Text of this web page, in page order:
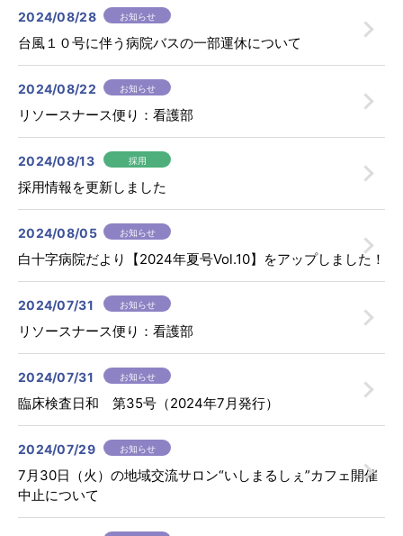
病院案内
医療関係者の方へ
個人情報保護方針
病院指標
グループ紹介
ご意見・ご要望
2024/08/28 お知らせ
台風１０号に伴う病院バスの一部運休について
2024/08/22 お知らせ
リソースナース便り：看護部
2024/08/13 採用
採用情報を更新しました
2024/08/05 お知らせ
白十字病院だより【2024年夏号Vol.10】をアップしました！
2024/07/31 お知らせ
リソースナース便り：看護部
2024/07/31 お知らせ
臨床検査日和 第35号（2024年7月発行）
2024/07/29 お知らせ
7月30日（火）の地域交流サロン“いしまるしぇ”カフェ開催
中止について